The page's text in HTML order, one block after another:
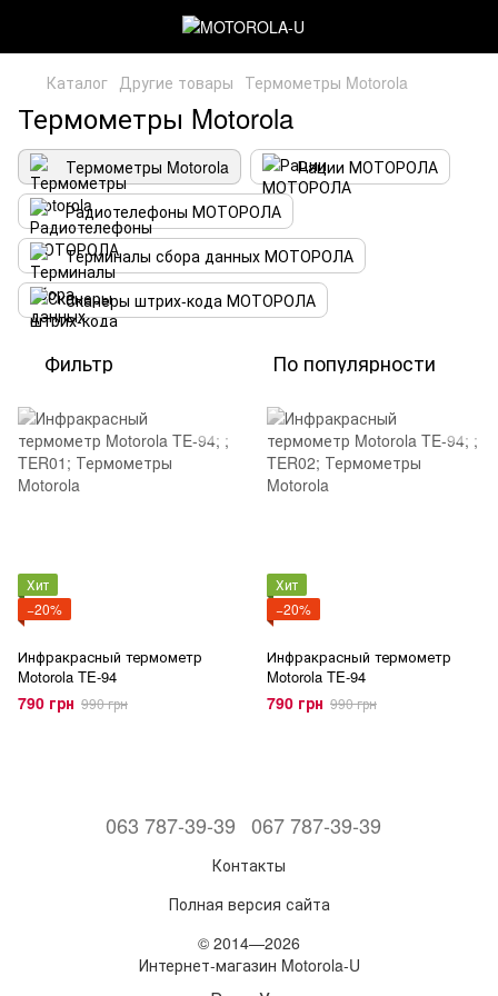
Каталог Другие товары Термометры Motorola
Термометры Motorola
Термометры Motorola
Рации МОТОРОЛА
Радиотелефоны МОТОРОЛА
Терминалы сбора данных МОТОРОЛА
Сканеры штрих-кода МОТОРОЛА
Фильтр По популярности
Хит
−20%
Инфракрасный термометр
Motorola TE-94
790 грн 990 грн
Хит
−20%
Инфракрасный термометр
Motorola TE-94
790 грн 990 грн
063 787-39-39 067 787-39-39
Контакты
Полная версия сайта
© 2014—2026
Интернет-магазин Motorola-U